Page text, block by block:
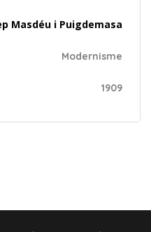
Masdéu i Puigdemasa
Modernisme
1909